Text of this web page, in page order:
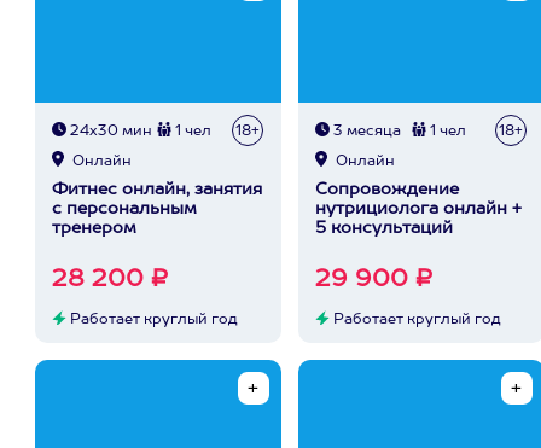
24х30 мин 1 чел 18+
Онлайн
Фитнес онлайн, занятия
с персональным
тренером
28 200 ₽
Работает круглый год
3 месяца 1 чел 18+
Онлайн
Сопровождение
нутрициолога онлайн +
5 консультаций
29 900 ₽
Работает круглый год